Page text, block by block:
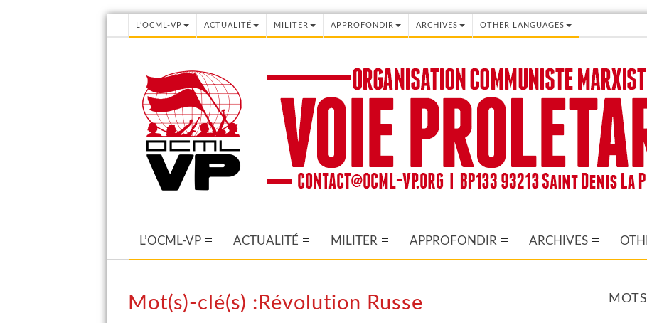
L’OCML-VP ACTUALITÉ MILITER APPROFONDIR ARCHIVES OTHER LANGUAGES
L’OCML-VP ACTUALITÉ MILITER APPROFONDIR ARCHIVES
Mot(s)-clé(s) :Révolution Russe